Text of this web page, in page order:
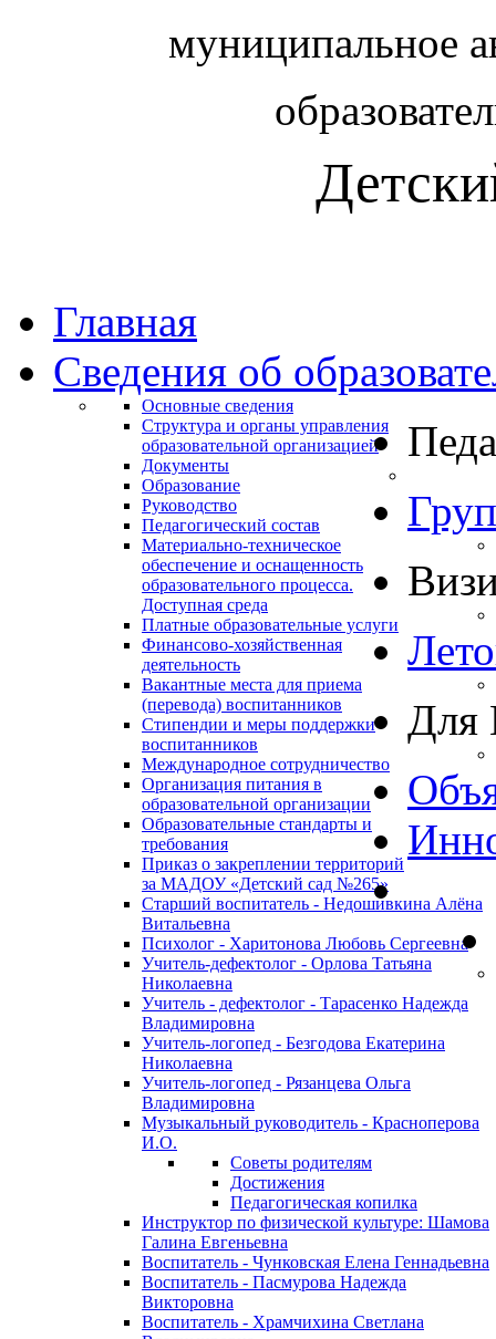
муниципальное
Главная
Сведения об
Основные сведения
Структура и органы управления
образовательной организацией
Документы
Образование
Руководство
Педагогический состав
Материально-техническое
обеспечение и оснащенность
образовательного процесса.
Доступная среда
Платные образовательные услуги
Финансово-хозяйственная
деятельность
Вакантные места для приема
(перевода) воспитанников
Стипендии и меры поддержки
воспитанников
Международное сотрудничество
Организация питания в
образовательной организации
Образовательные стандарты и
требования
Приказ о закреплении территорий
за МАДОУ «Детский сад №265»
Старший воспитатель - Недошивкина Алёна
Витальевна
Психолог - Харитонова Любовь Сергеевна
Учитель-дефектолог - Орлова Татьяна
Николаевна
Учитель - дефектолог - Тарасенко Надежда
Владимировна
Учитель-логопед - Безгодова Екатерина
Николаевна
Учитель-логопед - Рязанцева Ольга
Владимировна
Музыкальный руководитель - Красноперова
И.О.
Советы родителям
Достижения
Педагогическая копилка
Инструктор по физической культуре: Шамова
Галина Евгеньевна
Воспитатель - Чунковская Елена Геннадьевна
Воспитатель - Пасмурова Надежда
Викторовна
Воспитатель - Храмчихина Светлана
Для